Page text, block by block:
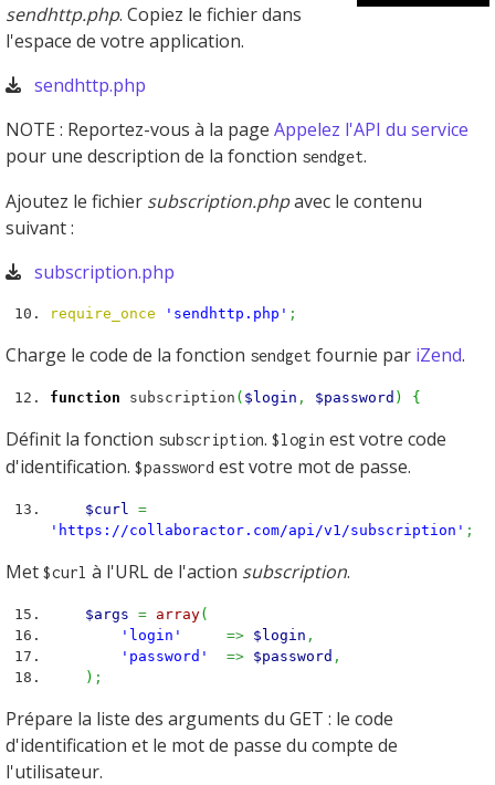
sendhttp.php. Copiez le fichier dans
l'espace de votre application.
sendhttp.php
NOTE : Reportez-vous à la page Appelez l'API du service
pour une description de la fonction sendget.
Ajoutez le fichier subscription.phpavec le contenu
suivant :
subscription.php
require_once 'sendhttp.php' ;
Charge le code de la fonction sendget fournie par iZend.
function subscription ( $login , $password ) {
Définit la fonction subscription. $login est votre code
d'identification. $password est votre mot de passe.
$curl
=
'https://collaboractor.com/api/v1/subscription' ;
Met $curl à l'URL de l'action subscription.
$args = array(
'login'
=> $login ,
'password'
=> $password ,
) ;
Prépare la liste des arguments du GET : le code
d'identification et le mot de passe du compte de
l'utilisateur.